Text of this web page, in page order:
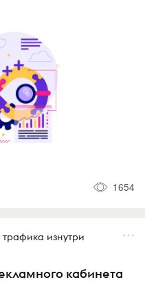
1654
изнутри
кабинета